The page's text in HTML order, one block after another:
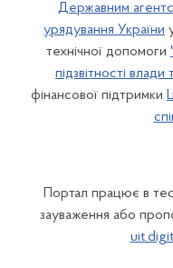
Державним
урядування України
технічної допомоги
підзвітності
фінансової підтримки
Портал працює в
зауваження або